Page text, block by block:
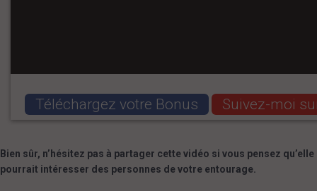
Téléchargez votre Bonus Suivez-moi
Bien sûr, n’hésitez pas à partager cette vidéo si vous pensez qu’elle
pourrait intéresser des personnes de votre entourage.